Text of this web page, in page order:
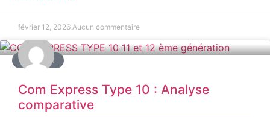
février 12, 2026 Aucun commentaire
COMSOM
Com Express Type 10 : Analyse
comparative